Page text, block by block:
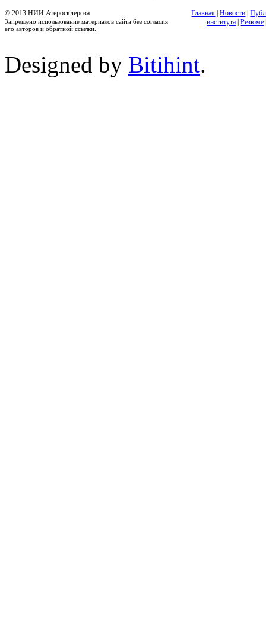
© 2013 НИИ Атеросклероза
Запрещено использование материалов сайта без согласия
его авторов и обратной ссылки.
Главная |Новости |
института |Резюме
Designed by Bitihint.